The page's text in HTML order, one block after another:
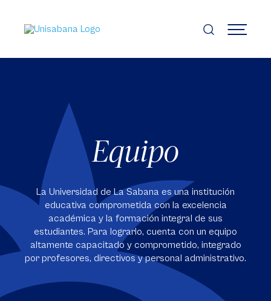
contenido
principal
MENÚ
Equipo
La Universidad de La Sabana es una institución
educativa comprometida con la excelencia
académica y la formación integral de sus
estudiantes. Para lograrlo, cuenta con un equipo
altamente capacitado y comprometido, integrado
por profesores, directivos y personal administrativo.